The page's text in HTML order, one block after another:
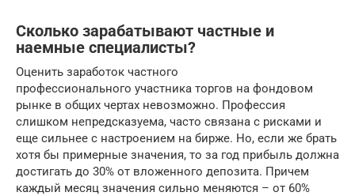
Сколько зарабатывают частные и
наемные специалисты?
Оценить заработок частного
профессионального участника торгов на фондовом
рынке в общих чертах невозможно. Профессия
слишком непредсказуема, часто связана с рисками и
еще сильнее с настроением на бирже. Но, если же брать
хотя бы примерные значения, то за год прибыль должна
достигать до 30% от вложенного депозита. Причем
каждый месяц значения сильно меняются – от 60%